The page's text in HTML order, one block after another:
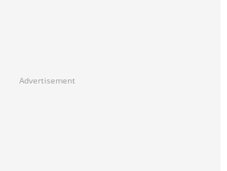
Advertisement